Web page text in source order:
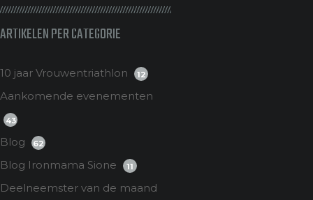
ARTIKELEN PER CATEGORIE
10 jaar Vrouwentriathlon 12
Aankomende evenementen
43
Blog 62
Blog Ironmama Sione 11
Deelneemster van de maand